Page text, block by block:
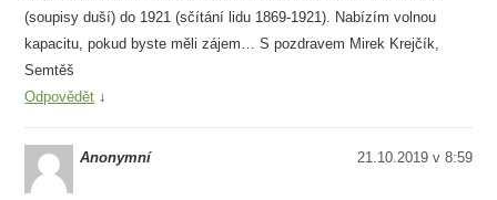
(soupisy duší) do 1921 (sčítání lidu 1869-1921). Nabízím volnou
kapacitu, pokud byste měli zájem… S pozdravem Mirek Krejčík,
Semtěš
Odpovědět ↓
Anonymní 21.10.2019 v 8:59